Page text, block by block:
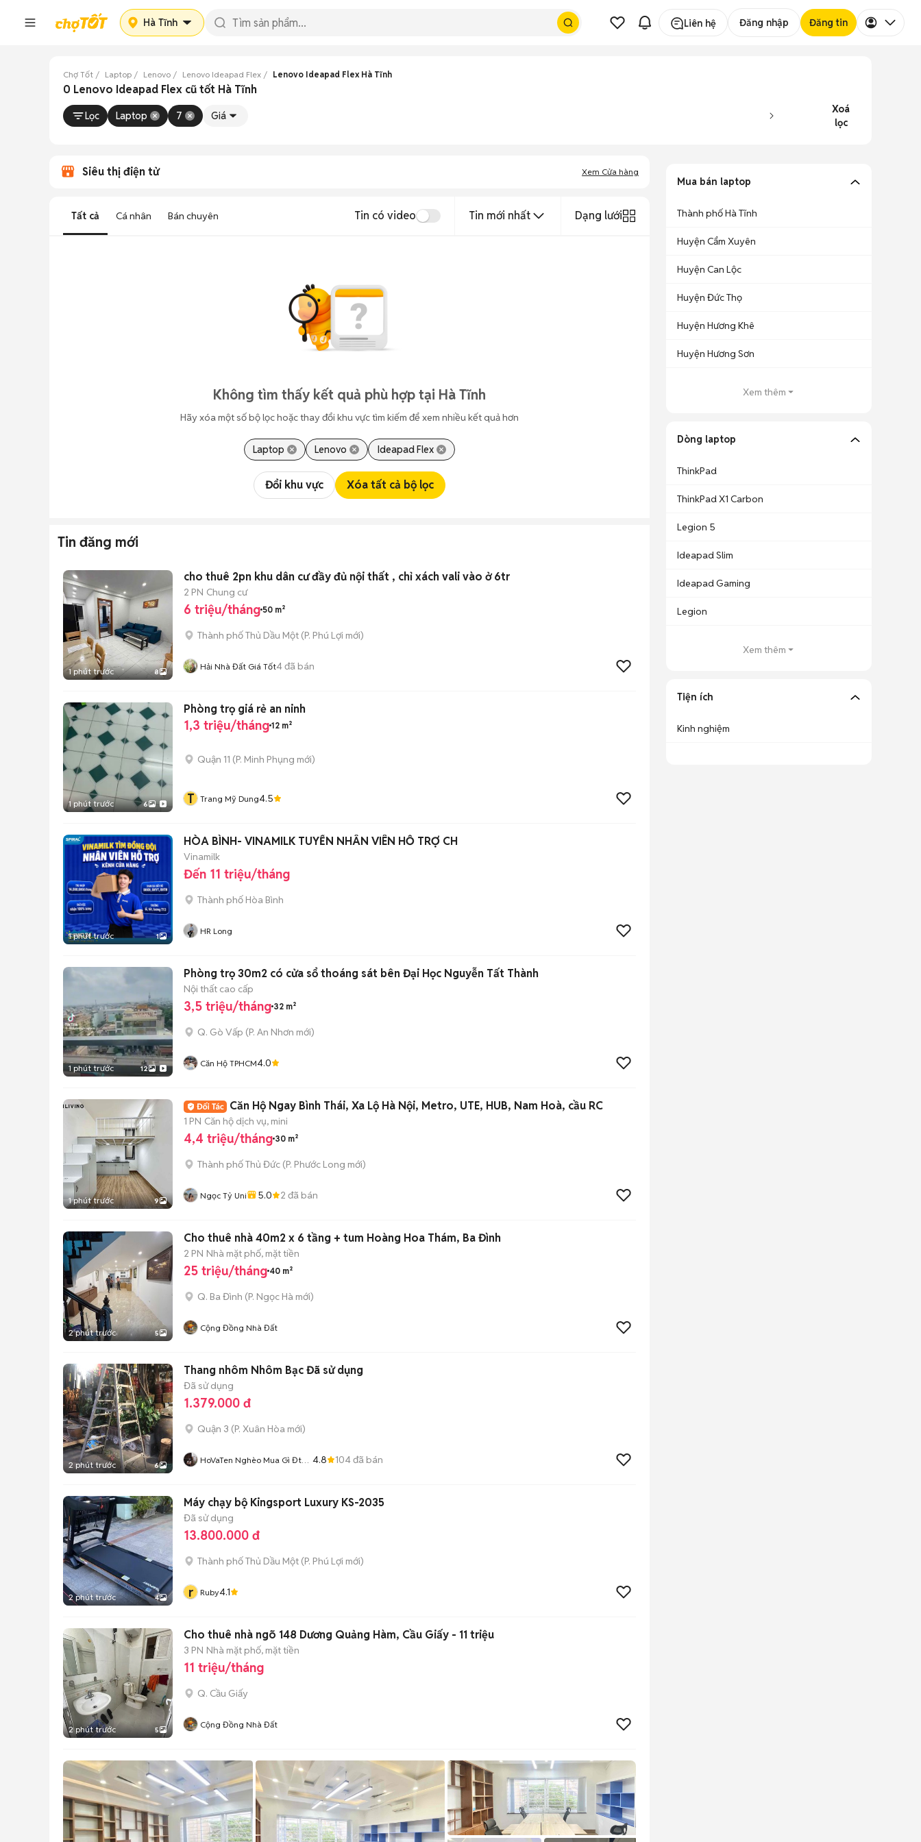
Hà Tĩnh Liên hệ Đăng nhập Đăng tin
Chợ Tốt Laptop Lenovo Lenovo Ideapad Flex Lenovo Ideapad Flex Hà Tĩnh
0 Lenovo Ideapad Flex cũ tốt Hà Tĩnh
Lọc Laptop 7 Giá
Xoá
lọc
Siêu thị điện tử Xem Cửa hàng
Tất cả Cá nhân Bán chuyên Tin có video Tin mới nhất Dạng lưới
Không tìm thấy kết quả phù hợp tại Hà Tĩnh
Hãy xóa một số bộ lọc hoặc thay đổi khu vực tìm kiếm để xem nhiều kết quả hơn
Laptop Lenovo Ideapad Flex
Đổi khu vực Xóa tất cả bộ lọc
Tin đăng mới
1 phút trước 8
cho thuê 2pn khu dân cư đầy đủ nội thất , chỉ xách vali vào ở 6tr
2 PN Chung cư
6 triệu/tháng 50 m²
Thành phố Thủ Dầu Một (P. Phú Lợi mới)
Hải Nhà Đất Giá Tốt4đã bán
1 phút trước 6
Phòng trọ giá rẻ an ninh
1,3 triệu/tháng 12 m²
Quận 11 (P. Minh Phụng mới)
T Trang Mỹ Dung4.5
1 phút trước 1
HÒA BÌNH- VINAMILK TUYỂN NHÂN VIÊN HỖ TRỢ CH
Vinamilk
Đến 11 triệu/tháng
Thành phố Hòa Bình
HR Long
1 phút trước 12
Phòng trọ 30m2 có cửa sổ thoáng sát bên Đại Học Nguyễn Tất Thành
Nội thất cao cấp
3,5 triệu/tháng 32 m²
Q. Gò Vấp (P. An Nhơn mới)
Căn Hộ TPHCM4.0
1 phút trước 9
Căn Hộ Ngay Bình Thái, Xa Lộ Hà Nội, Metro, UTE, HUB, Nam Hoà, cầu RC
1 PN Căn hộ dịch vụ, mini
4,4 triệu/tháng 30 m²
Thành phố Thủ Đức (P. Phước Long mới)
Ngọc Tỷ Uni 5.0 2 đã bán
2 phút trước 5
Cho thuê nhà 40m2 x 6 tầng + tum Hoàng Hoa Thám, Ba Đình
2 PN Nhà mặt phố, mặt tiền
25 triệu/tháng 40 m²
Q. Ba Đình (P. Ngọc Hà mới)
Cộng Đồng Nhà Đất
2 phút trước 6
Thang nhôm Nhôm Bạc Đã sử dụng
Đã sử dụng
1.379.000 đ
Quận 3 (P. Xuân Hòa mới)
HoVaTen Nghèo Mua Gì Đt
4.8 104đã bán
2 phút trước 4
Máy chạy bộ Kingsport Luxury KS-2035
Đã sử dụng
13.800.000 đ
Thành phố Thủ Dầu Một (P. Phú Lợi mới)
r Ruby4.1
2 phút trước 5
Cho thuê nhà ngõ 148 Dương Quảng Hàm, Cầu Giấy - 11 triệu
3 PN Nhà mặt phố, mặt tiền
11 triệu/tháng
Q. Cầu Giấy
Cộng Đồng Nhà Đất
Mua bán laptop
Thành phố Hà Tĩnh
Huyện Cẩm Xuyên
Huyện Can Lộc
Huyện Đức Thọ
Huyện Hương Khê
Huyện Hương Sơn
Xem thêm
Dòng laptop
ThinkPad
ThinkPad X1 Carbon
Legion 5
Ideapad Slim
Ideapad Gaming
Legion
Xem thêm
Tiện ích
Kinh nghiệm